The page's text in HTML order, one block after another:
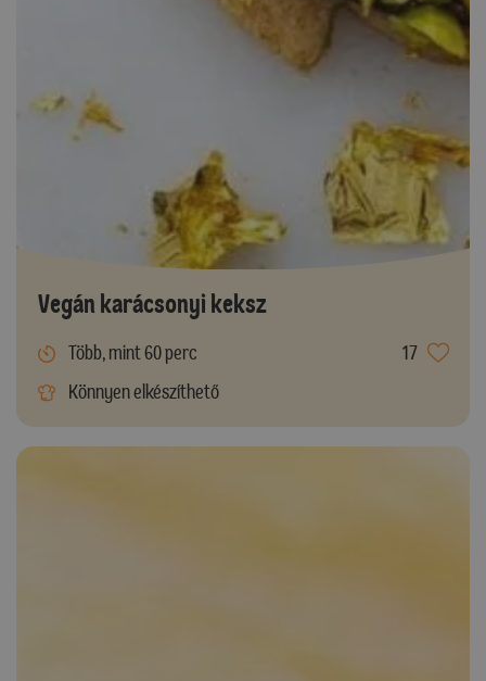
Vegán karácsonyi keksz
Több, mint 60 perc
17
Könnyen elkészíthető